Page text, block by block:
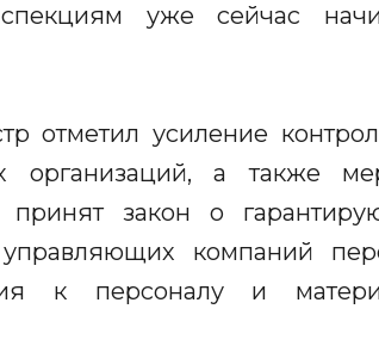
уже сейчас
отметил усиление
организаций, а также
закон о
управляющих компаний
к персоналу и